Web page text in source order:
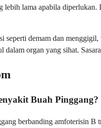
lama apabila
demam dan
organ yang sihat.
Buah Pinggang?
berbanding amfoterisin